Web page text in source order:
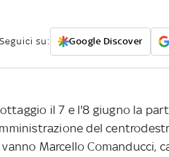
Seguici su: Google Discover
il 7 e l'8 giugno la
del
Marcello Comanducci,